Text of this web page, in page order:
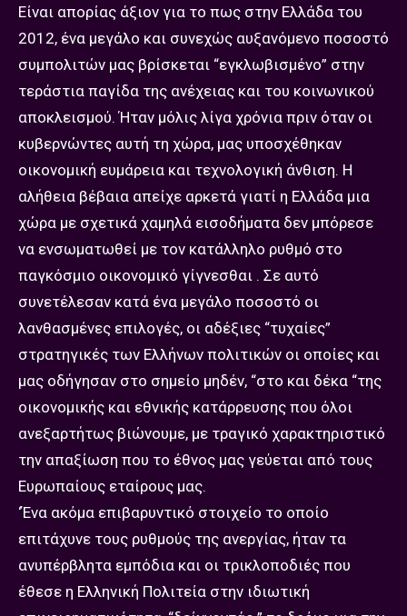
Είναι απορίας άξιον για το πως στην Ελλάδα του
2012, ένα μεγάλο και συνεχώς αυξανόμενο ποσοστό
συμπολιτών μας βρίσκεται “εγκλωβισμένο” στην
τεράστια παγίδα της ανέχειας και του κοινωνικού
αποκλεισμού. Ήταν μόλις λίγα χρόνια πριν όταν οι
κυβερνώντες αυτή τη χώρα, μας υποσχέθηκαν
οικονομική ευμάρεια και τεχνολογική άνθιση. Η
αλήθεια βέβαια απείχε αρκετά γιατί η Ελλάδα μια
χώρα με σχετικά χαμηλά εισοδήματα δεν μπόρεσε
να ενσωματωθεί με τον κατάλληλο ρυθμό στο
παγκόσμιο οικονομικό γίγνεσθαι . Σε αυτό
συνετέλεσαν κατά ένα μεγάλο ποσοστό οι
λανθασμένες επιλογές, οι αδέξιες “τυχαίες”
στρατηγικές των Ελλήνων πολιτικών οι οποίες και
μας οδήγησαν στο σημείο μηδέν, “στο και δέκα “της
οικονομικής και εθνικής κατάρρευσης που όλοι
ανεξαρτήτως βιώνουμε, με τραγικό χαρακτηριστικό
την απαξίωση που το έθνος μας γεύεται από τους
Ευρωπαίους εταίρους μας.
‘Ένα ακόμα επιβαρυντικό στοιχείο το οποίο
επιτάχυνε τους ρυθμούς της ανεργίας, ήταν τα
ανυπέρβλητα εμπόδια και οι τρικλοποδιές που
έθεσε η Ελληνική Πολιτεία στην ιδιωτική